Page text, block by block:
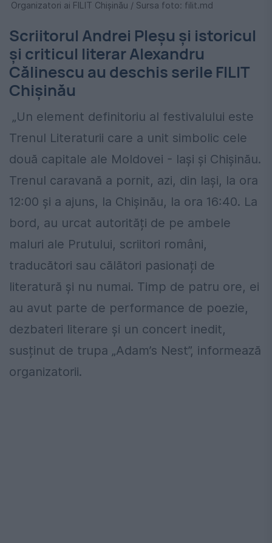
Organizatori ai FILIT Chișinău / Sursa foto: filit.md
Scriitorul Andrei Pleșu și istoricul
și criticul literar Alexandru
Călinescu au deschis serile FILIT
Chișinău
„Un element definitoriu al festivalului este
Trenul Literaturii care a unit simbolic cele
două capitale ale Moldovei - Iași și Chișinău.
Trenul caravană a pornit, azi, din Iași, la ora
12:00 și a ajuns, la Chișinău, la ora 16:40. La
bord, au urcat autorități de pe ambele
maluri ale Prutului, scriitori români,
traducători sau călători pasionați de
literatură și nu numai. Timp de patru ore, ei
au avut parte de performance de poezie,
dezbateri literare și un concert inedit,
susținut de trupa „Adam’s Nest”, informează
organizatorii.